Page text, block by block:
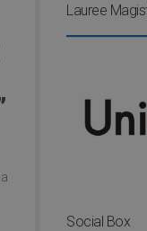
Lauree
Social Box